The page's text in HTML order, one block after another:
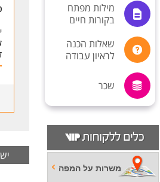
מילות מפתח
בקורות חיים
שאלות הכנה
לראיון עבודה
שכר
משרות על המפה
ישנן -1 משרות